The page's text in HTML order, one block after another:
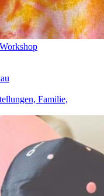
Familie,